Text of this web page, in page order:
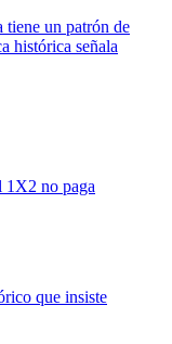
un patrón de
histórica señala
1X2 no paga
que insiste